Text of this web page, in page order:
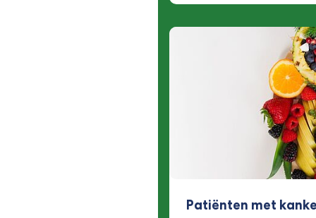
Patiënten met